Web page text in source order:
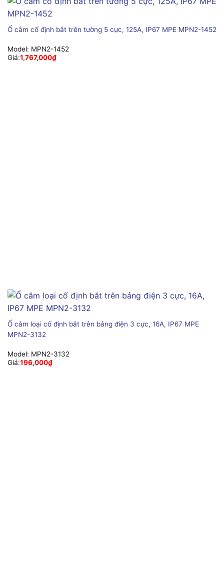
Ổ cắm cố định bắt trên tường 5 cực, 125A, IP67 MPE MPN2-1452
Model: MPN2-1452
Giá:1,767,000₫
Ổ cắm loại cố định bắt trên bảng điện 3 cực, 16A, IP67 MPE
MPN2-3132
Model: MPN2-3132
Giá:196,000₫